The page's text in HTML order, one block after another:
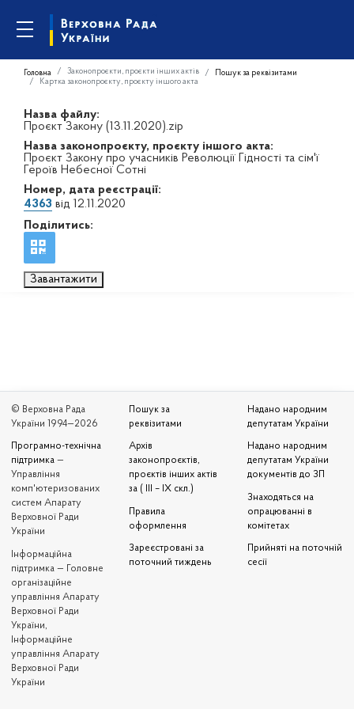
Головна Законопроєкти, проєкти інших актів
Пошук за реквізитами
Картка законопроєкту, проєкту іншого акта
Назва файлу:
Проєкт Закону (13.11.2020).zip
Назва законопроєкту, проєкту іншого акта:
Проєкт Закону про учасників Революції Гідності та сім'ї
Героїв Небесної Сотні
Номер, дата реєстрації:
4363 від 12.11.2020
Поділитись:
Завантажити
© Верховна Рада
України 1994—2026
Програмно-технічна
підтримка —
Управління
комп'ютеризованих
систем Апарату
Верховної Ради
України
Iнформаційна
підтримка — Головне
організаційне
управління Апарату
Верховної Ради
України,
Інформаційне
управління Апарату
Верховної Ради
України
Пошук за
реквізитами
Архів
законопроєктів,
проєктів інших актів
за ( III – IX скл.)
Правила
оформлення
Зареєстровані за
поточний тиждень
Надано народним
депутатам України
Надано народним
депутатам України
документів до ЗП
Знаходяться на
опрацюванні в
комітетах
Прийняті на поточній
сесії